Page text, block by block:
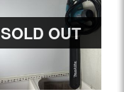
SOLD OUT